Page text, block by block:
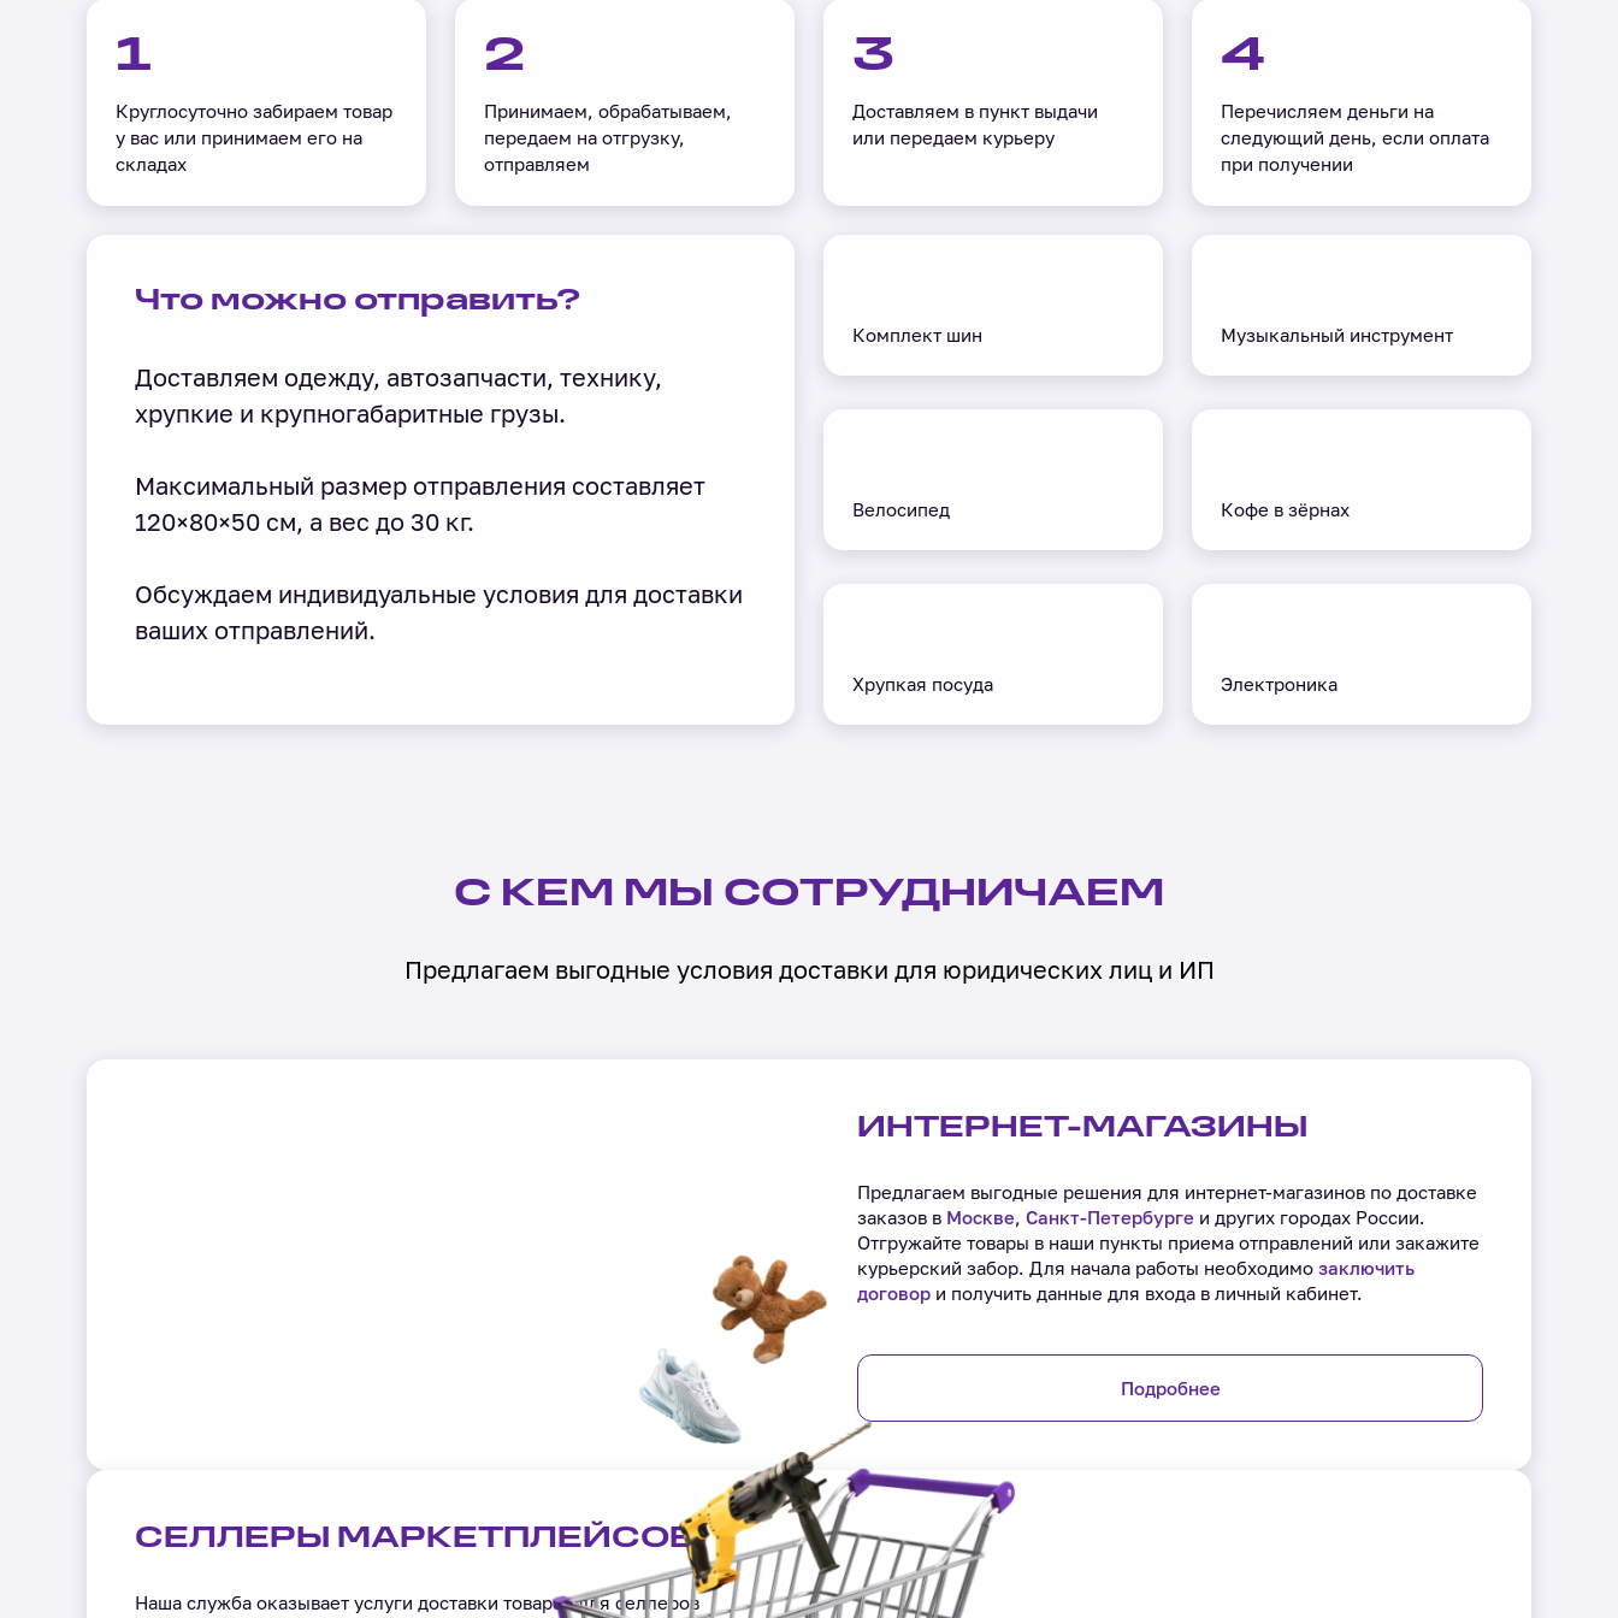
1
Круглосуточно забираем товар
у вас или принимаем его на
складах
2
Принимаем, обрабатываем,
передаем на отгрузку,
отправляем
3
Доставляем в пункт выдачи
или передаем курьеру
4
Перечисляем деньги на
следующий день, если оплата
при получении
Что можно отправить?
Доставляем одежду, автозапчасти, технику,
хрупкие и крупногабаритные грузы.
Максимальный размер отправления составляет
120×80×50 см, а вес до 30 кг.
Обсуждаем индивидуальные условия для доставки
ваших отправлений.
Комплект шин Музыкальный инструмент
Велосипед Кофе в зёрнах
Хрупкая посуда Электроника
С КЕМ МЫ СОТРУДНИЧАЕМ
Предлагаем выгодные условия доставки для юридических лиц и ИП
ИНТЕРНЕТ-МАГАЗИНЫ
Предлагаем выгодные решения для интернет-магазинов по доставке
заказов в Москве, Санкт‑Петербурге и других городах России.
Отгружайте товары в наши пункты приема отправлений или закажите
курьерский забор. Для начала работы необходимо заключить
договор и получить данные для входа в личный кабинет.
Подробнее
СЕЛЛЕРЫ МАРКЕТПЛЕЙСОВ
Наша служба оказывает услуги доставки товаров для селлеров